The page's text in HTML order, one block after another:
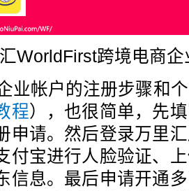
WorldFirst跨境电商
帐户的注册步骤和个
程）
，也很简单，先
申请。然后登录万里
付宝进行人脸验证、
信息。最后申请开通